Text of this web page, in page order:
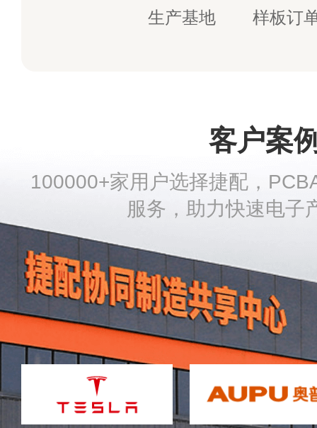
生产基地 样板订
客户案
100000+家用户选择捷配，
服务，助力快速电子